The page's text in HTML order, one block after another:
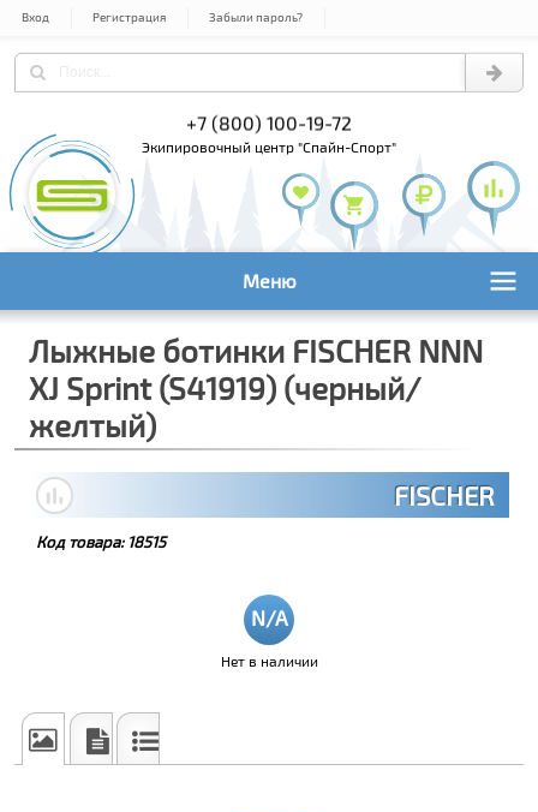
Вход Регистрация Забыли пароль?
+7 (800) 100-19-72
экипировочный центр "Спайн-Спорт"
Меню
Лыжные ботинки FISCHER NNN
XJ Sprint (S41919) (черный/
желтый)
FISCHER
Код товара: 18515
Нет в наличии